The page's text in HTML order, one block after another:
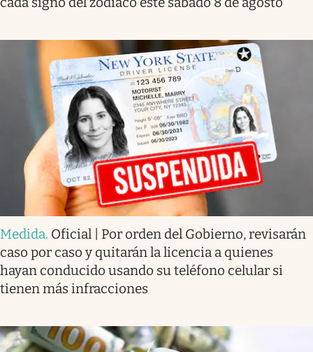
Medida. Oficial | Por orden del Gobierno, revisarán
caso por caso y quitarán la licencia a quienes
hayan conducido usando su teléfono celular si
tienen más infracciones